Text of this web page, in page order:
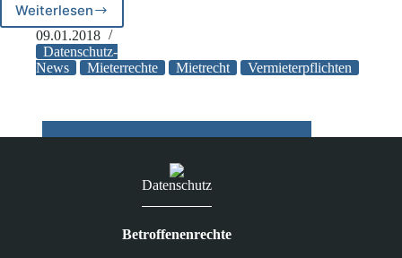
Weiterlesen
Strengere
Datenschutz-
Regeln
für
09.01.2018
Datenschutz-
News
Mieterrechte Mietrecht Vermieterpflichten
Datenschutz
Betroffenenrechte